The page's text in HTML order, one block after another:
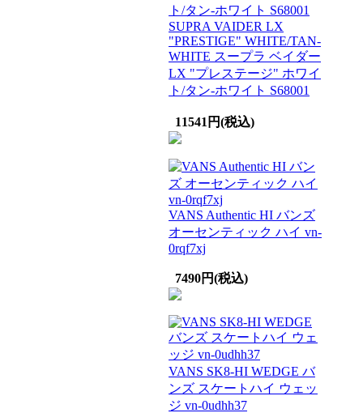
SUPRA VAIDER LX
"PRESTIGE" WHITE/TAN-
WHITE スープラ ベイダー
LX "プレステージ" ホワイ
ト/タン-ホワイト S68001
11541円(税込)
VANS Authentic HI バンズ
オーセンティック ハイ vn-
0rqf7xj
7490円(税込)
VANS SK8-HI WEDGE バ
ンズ スケートハイ ウェッ
ジ vn-0udhh37